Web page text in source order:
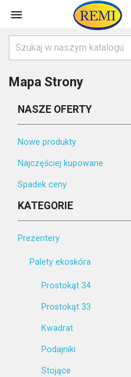

Mapa Strony
NASZE OFERTY
Nowe produkty
Najczęściej kupowane
Spadek ceny
KATEGORIE
Prezentery
Palety ekoskóra
Prostokąt 34
Prostokąt 33
Kwadrat
Podajniki
Stojące